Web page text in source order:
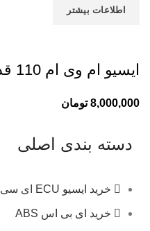
اطلاعات بیشتر
ایسیو ام وی ام 110 قدیم کانتیننتال MVM 110
8,000,000 تومان
دسته بندی اصلی
خرید ایسیو ECU ای سی یو
خرید ای بی اس ABS